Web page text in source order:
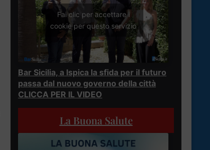
Fai clic per accettare i
cookie per questo servizio
Bar Sicilia, a Ispica la sfida per il futuro
passa dal nuovo governo della città
CLICCA PER IL VIDEO
La Buona Salute